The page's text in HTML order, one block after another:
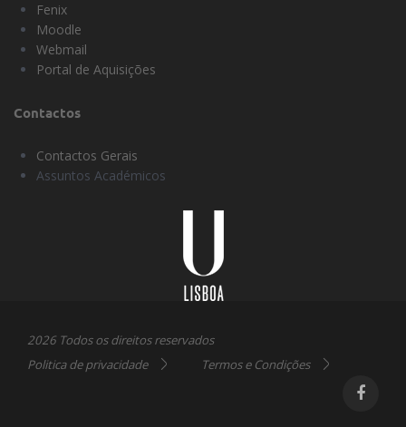
Fenix
Moodle
Webmail
Portal de Aquisições
Contactos
Contactos Gerais
Assuntos Académicos
2026 Todos os direitos reservados
Politica de privacidade
Termos e Condições